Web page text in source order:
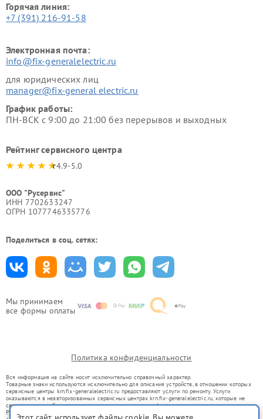
Мы принимаем
все формы оплаты
Горячая линия:
+7 (391) 216-91-58
Электронная почта:
info@fix-generalelectric.ru
для юридических лиц
manager@fix-general electric.ru
График работы:
ПН-ВСК с 9:00 до 21:00 без перерывов и выходных
Рейтинг сервисного центра
4.9-5.0
ООО "Русервис"
ИНН 7702633247
ОГРН 1077746335776
Поделиться в соц. сетях:
Политика конфиденциальности
Вся информация на сайте носит исключительно справочный характер.
Товарные знаки используются исключительно для описания устройств, в отношении которых
сервисные центры krn.fix-generalelectric.ru предоставляют услуги по ремонту. Услуги
оказываются в неавторизованных сервисных центрах krn.fix-generalelectric.ru, которые не
связаны с правообладателями товарных знаков или их официальными представителями.
Ремонт осуществляется для устройств, уже введенных в гражданский оборот в соответствии